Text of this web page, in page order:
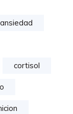
ansiedad
cortisol